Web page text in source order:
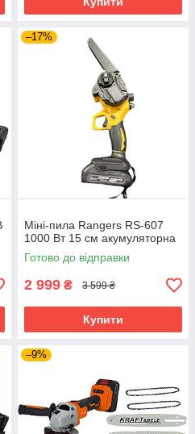
–17%
Міні-пила Rangers RS-607
1000 Вт 15 см акумуляторна
Готово до відправки
2 999 ₴ 3 599 ₴
Купити
–9%